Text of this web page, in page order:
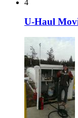
4
U-Haul